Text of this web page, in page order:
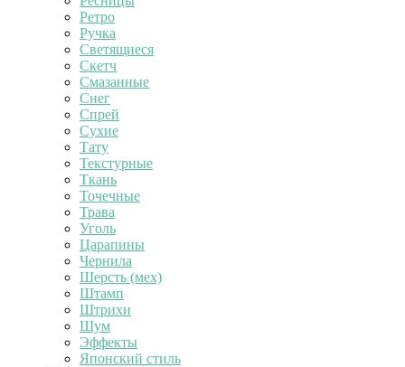
Ретро
Ручка
Светящиеся
Скетч
Смазанные
Снег
Спрей
Сухие
Тату
Текстурные
Ткань
Точечные
Трава
Уголь
Царапины
Чернила
Шерсть (мех)
Штамп
Штрихи
Шум
Эффекты
Японский стиль